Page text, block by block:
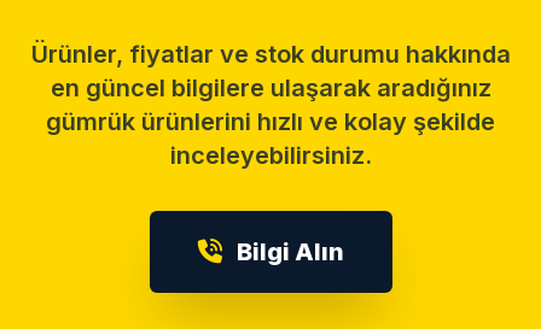
Ürünler, fiyatlar ve stok durumu hakkında
en güncel bilgilere ulaşarak aradığınız
gümrük ürünlerini hızlı ve kolay şekilde
inceleyebilirsiniz.
Bilgi Alın